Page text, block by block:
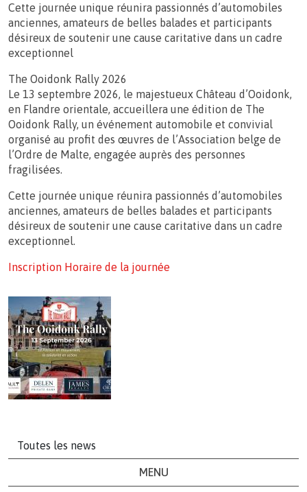
Cette journée unique réunira passionnés d’automobiles
anciennes, amateurs de belles balades et participants
désireux de soutenir une cause caritative dans un cadre
exceptionnel
The Ooidonk Rally 2026
Le 13 septembre 2026, le majestueux Château d’Ooidonk,
en Flandre orientale, accueillera une édition de The
Ooidonk Rally, un événement automobile et convivial
organisé au profit des œuvres de l’Association belge de
l’Ordre de Malte, engagée auprès des personnes
fragilisées.
Cette journée unique réunira passionnés d’automobiles
anciennes, amateurs de belles balades et participants
désireux de soutenir une cause caritative dans un cadre
exceptionnel.
Inscription Horaire de la journée
Toutes les news
MENU